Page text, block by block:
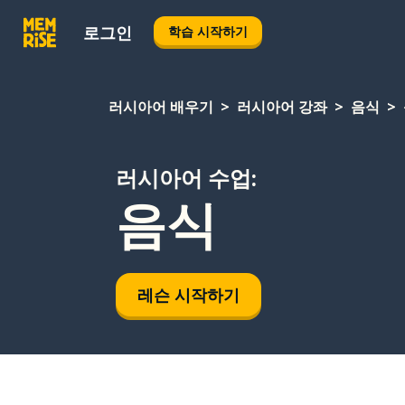
로그인 학습 시작하기
러시아어 배우기 러시아어 강좌 음식
러시아어 수업:
음식
레슨 시작하기